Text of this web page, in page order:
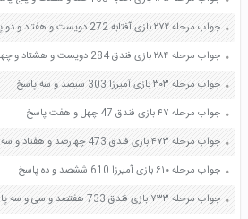
جواب مرحله ۲۷۲ بازی آفتابه 272 دویست و هفتاد و دو پاسخ
جواب مرحله ۲۸۴ بازی فندق 284 دویست و هشتاد و چهار پاسخ
جواب مرحله ۳۰۳ بازی آمیرزا 303 سیصد و سه پاسخ
جواب مرحله ۴۷ بازی فندق 47 چهل و هفت پاسخ
جواب مرحله ۴۷۳ بازی فندق 473 چهارصد و هفتاد و سه پاسخ
جواب مرحله ۶۱۰ بازی آمیرزا 610 ششصد و ده پاسخ
جواب مرحله ۷۳۳ بازی فندق 733 هفتصد و سی و سه پاسخ